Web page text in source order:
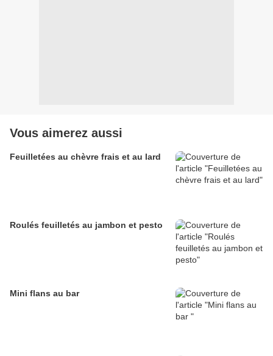
Vous aimerez aussi
Feuilletées au chèvre frais et au lard
Roulés feuilletés au jambon et pesto
Mini flans au bar